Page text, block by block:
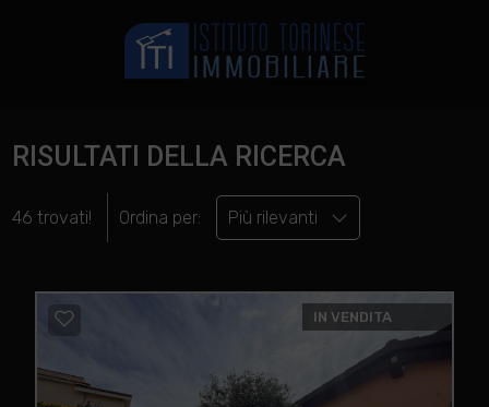
RISULTATI DELLA RICERCA
46 trovati! Ordina per: Più rilevanti
IN VENDITA